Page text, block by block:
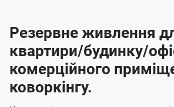
Резервне живлення
квартири/будинку/
комерційного
коворкінгу.